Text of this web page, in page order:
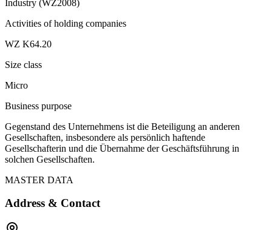
Industry (WZ2008)
Activities of holding companies
WZ K64.20
Size class
Micro
Business purpose
Gegenstand des Unternehmens ist die Beteiligung an anderen
Gesellschaften, insbesondere als persönlich haftende
Gesellschafterin und die Übernahme der Geschäftsführung in
solchen Gesellschaften.
MASTER DATA
Address & Contact